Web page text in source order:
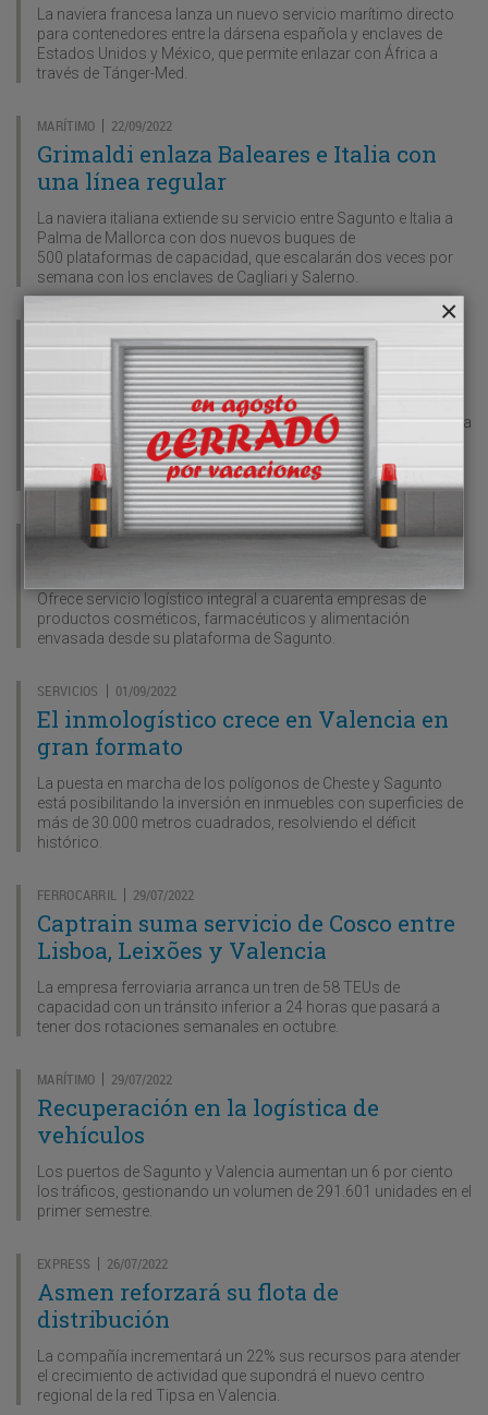
La naviera francesa lanza un nuevo servicio marítimo directo
para contenedores entre la dársena española y enclaves de
Estados Unidos y México, que permite enlazar con África a
través de Tánger-Med.
MARÍTIMO | 22/09/2022
Grimaldi enlaza Baleares e Italia con
una línea regular
La naviera italiana extiende su servicio entre Sagunto e Italia a
Palma de Mallorca con dos nuevos buques de
500 plataformas de capacidad, que escalarán dos veces por
semana con los enclaves de Cagliari y Salerno.
MARÍTIMO|20/09/2022
Puerto de Valencia pierde negocio por
‘alta ocupación’
Las navieras desvían 221.791 contenedores llenos de tránsito a
otras terminales del Mediterráneo por la congestión de las
instalaciones que están trabajando a más de un 80 por ciento
de su capacidad.
OPERADORES LOGÍSTICOS|07/09/2022
AZA gana peso como operador 4PL
Ofrece servicio logístico integral a cuarenta empresas de
productos cosméticos, farmacéuticos y alimentación
envasada desde su plataforma de Sagunto.
SERVICIOS | 01/09/2022
El inmologístico crece en Valencia en
gran formato
La puesta en marcha de los polígonos de Cheste y Sagunto
está posibilitando la inversión en inmuebles con superficies de
más de 30.000 metros cuadrados, resolviendo el déficit
histórico.
FERROCARRIL | 29/07/2022
Captrain suma servicio de Cosco entre
Lisboa, Leixões y Valencia
La empresa ferroviaria arranca un tren de 58 TEUs de
capacidad con un tránsito inferior a 24 horas que pasará a
tener dos rotaciones semanales en octubre.
MARÍTIMO | 29/07/2022
Recuperación en la logística de
vehículos
Los puertos de Sagunto y Valencia aumentan un 6 por ciento
los tráficos, gestionando un volumen de 291.601 unidades en el
primer semestre.
EXPRESS | 26/07/2022
Asmen reforzará su flota de
distribución
La compañía incrementará un 22% sus recursos para atender
el crecimiento de actividad que supondrá el nuevo centro
regional de la red Tipsa en Valencia.